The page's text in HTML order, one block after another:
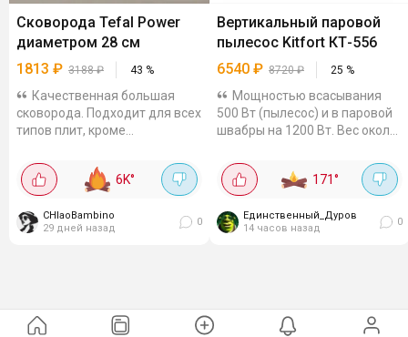
Сковорода Tefal Power
диаметром 28 см
1813 ₽ 3188₽ 43 %
Качественная большая
сковорода. Подходит для всех
типов плит, кроме
антипригарное покрытие, еда
не будет пригорать и
прилипать, нужно всего...
6K°
CHIaoBambino
29 дней назад
0
Вертикальный паровой
пылесос Kitfort КТ-556
6540 ₽ 8720₽ 25 %
Мощностью всасывания
500 Вт (пылесос) и в паровой
швабры на 1200 Вт. Вес около
мусора объёмом 1.25 л, в
комплекте тряпка и рамка для
мытья пола.
171°
Единственный_Дуров
14 часов назад
0